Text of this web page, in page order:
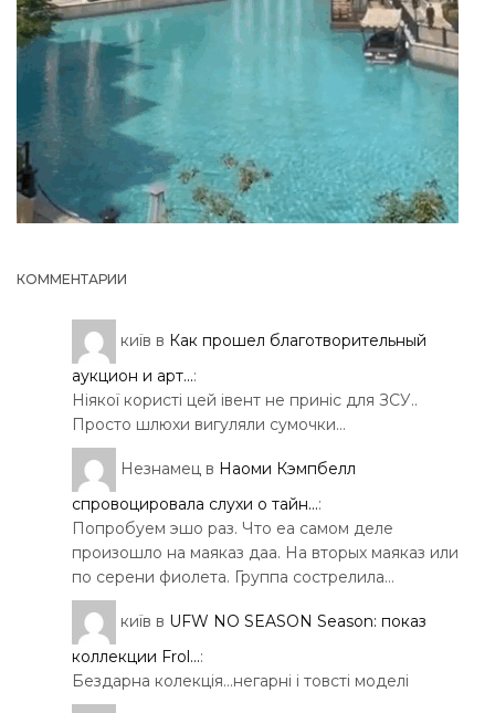
КОММЕНТАРИИ
київ в Как прошел благотворительный
аукцион и арт...:
Ніякої користі цей івент не приніс для ЗСУ..
Просто шлюхи вигуляли сумочки…
Незнамец в Наоми Кэмпбелл
спровоцировала слухи о тайн...:
Попробуем эшо раз. Что еа самом деле
произошло на маяказ даа. На вторых маяказ или
по серени фиолета. Группа сострелила…
київ в UFW NO SEASON Season: показ
коллекции Frol...:
Бездарна колекція…негарні і товсті моделі